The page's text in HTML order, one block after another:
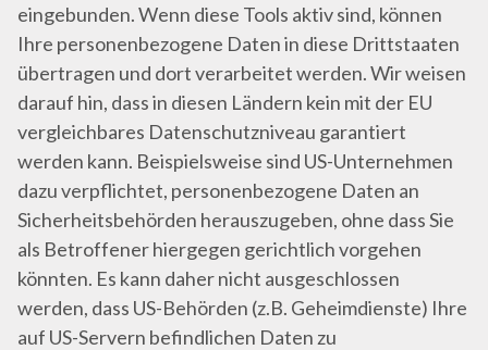
eingebunden. Wenn diese Tools aktiv sind, können
Ihre personenbezogene Daten in diese Drittstaaten
übertragen und dort verarbeitet werden. Wir weisen
darauf hin, dass in diesen Ländern kein mit der EU
vergleichbares Datenschutzniveau garantiert
werden kann. Beispielsweise sind US-Unternehmen
dazu verpflichtet, personenbezogene Daten an
Sicherheitsbehörden herauszugeben, ohne dass Sie
als Betroffener hiergegen gerichtlich vorgehen
könnten. Es kann daher nicht ausgeschlossen
werden, dass US-Behörden (z.B. Geheimdienste) Ihre
auf US-Servern befindlichen Daten zu